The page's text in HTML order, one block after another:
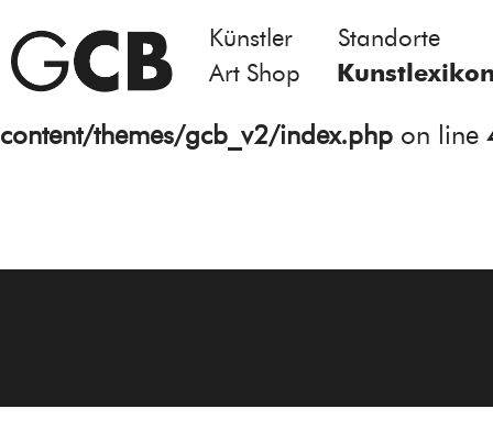
Notice: Undefined variable: atts in
/homepages/21/d13550920/htdocs/
content/themes/gcb_v2/index.php on line
Künstler
Standorte
Art Shop